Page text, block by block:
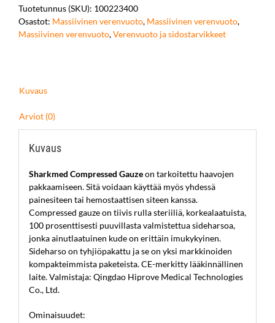
määrä
Tuotetunnus (SKU): 100223400
Osastot: Massiivinen verenvuoto, Massiivinen verenvuoto,
Massiivinen verenvuoto,Verenvuoto ja sidostarvikkeet
Kuvaus
Arviot (0)
Kuvaus
Sharkmed Compressed Gauzeon tarkoitettu haavojen
pakkaamiseen. Sitä voidaan käyttää myös yhdessä
painesiteen tai hemostaattisen siteen kanssa.
Compressed gauze on tiivis rulla steriiliä, korkealaatuista,
100 prosenttisesti puuvillasta valmistettua sideharsoa,
jonka ainutlaatuinen kude on erittäin imukykyinen.
Sideharso on tyhjiöpakattu ja se on yksi markkinoiden
kompakteimmista paketeista. CE-merkitty lääkinnällinen
laite. Valmistaja: Qingdao Hiprove Medical Technologies
Co., Ltd.
Ominaisuudet: